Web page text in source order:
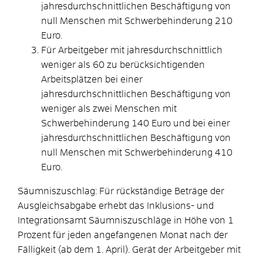
jahresdurchschnittlichen Beschäftigung von
null Menschen mit Schwerbehinderung 210
Euro.
Für Arbeitgeber mit jahresdurchschnittlich
weniger als 60 zu berücksichtigenden
Arbeitsplätzen bei einer
jahresdurchschnittlichen Beschäftigung von
weniger als zwei Menschen mit
Schwerbehinderung 140 Euro und bei einer
jahresdurchschnittlichen Beschäftigung von
null Menschen mit Schwerbehinderung 410
Euro.
Säumniszuschlag: Für rückständige Beträge der
Ausgleichsabgabe erhebt das Inklusions- und
Integrationsamt Säumniszuschläge in Höhe von 1
Prozent für jeden angefangenen Monat nach der
Fälligkeit (ab dem 1. April). Gerät der Arbeitgeber mit